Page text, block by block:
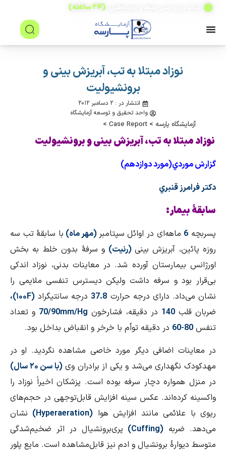
(۲۴ ساعته)
نوزاد مبتلا به تب، آبریزش بینی و
برونشیولیت
انتشار در : ۲ دسامبر ۲۰۱۲
واحد تحقیق و توسعه آزمایشگاه
آزمایشگاه پارسه >
Case Report
>
نوزاد مبتلا به تب، آبریزش بینی و برونشیولیت
گزارش موردي(مورد دوازدهم)
دكتر فرامرز قنبري
سابقهٔ بیمار:
پسربچه 6 ماهه‌ای در اوائل سپتامبر (مهر ماه) با سابقهٔ تب سه
روزه پائین، آبریزش بینی (رنیت) و سرفهٔ بدون خلط به بخش
اورژانس بیمارستان آورده شد. در معاینات بدنی، نوزاد اندکی
بی‌قرار بود و سرفه داشت ولیکن دیسترس تنفسی ملایمی را
نشان می‌داد. دارای درجه حرارت 37.8 درجه سانتیگراد (
F۱۰۰)،
ضربان قلب140 در دقیقه، فشارخون mm/Hg
70/90 و تعداد
تنفس 80-60
در دقیقه توأم با خرخر و انقباض بداخل بود.
در معاینات اضافی دیگر مورد خاصی مشاهده نگردید. او در
مهدکودک نگهداری می‌شد و یکی از برادران وی(با سن ۲۰ سال)
در منزل همواره دچار سرفه بوده است. پزشکان اخیراً نوزاد را
واکسینه کرده‌اند. عکس سینه افزایش قابل‌توجهی در حجم‌های
ریوی با علائمی مانند افزایش هوا (
Hyperaeration
) نشان
می‌دهد. ضربه (
Cuffing
) پری‌برونشیال در اثر ضخیم‌شدگی
متوسط دیوارهٔ برونشیال و ادم نیز قابل‌مشاهده است. مایع پلور